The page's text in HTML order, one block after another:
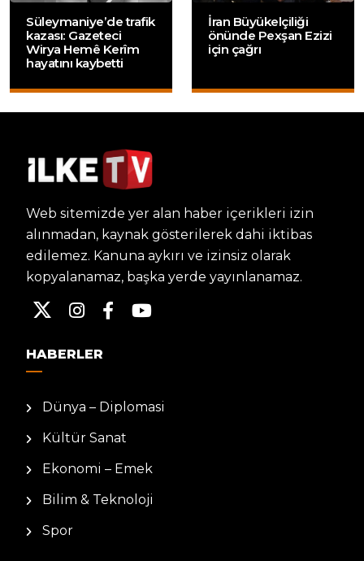
Süleymaniye’de trafik
kazası: Gazeteci
Wirya Hemê Kerîm
hayatını kaybetti
İran Büyükelçiliği
önünde Pexşan Ezizi
için çağrı
Web sitemizde yer alan haber içerikleri izin
alınmadan, kaynak gösterilerek dahi iktibas
edilemez. Kanuna aykırı ve izinsiz olarak
kopyalanamaz, başka yerde yayınlanamaz.
HABERLER
Dünya – Diplomasi
Kültür Sanat
Ekonomi – Emek
Bilim & Teknoloji
Spor